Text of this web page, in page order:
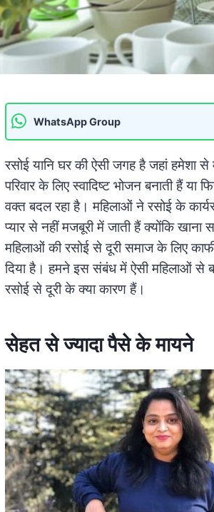
WhatsApp Group
रसोई यानि घर की ऐसी जगह है जहां हमेशा से
परिवार के लिए स्वादिष्ट भोजन बनाती हैं
वक्त बदल रहा है। महिलाओं ने रसोई के
प्यार से नहीं मजबूरी में जाती हैं क्योंकि
महिलाओं की रसोई से दूरी समाज के लिए
दिया है। हमने इस संबंध में ऐसी महिलाओं से
रसोई से दूरी के क्या कारण हैं।
सेहत से ज्यादा पैसे के मायने